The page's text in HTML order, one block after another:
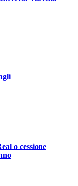
o cessione